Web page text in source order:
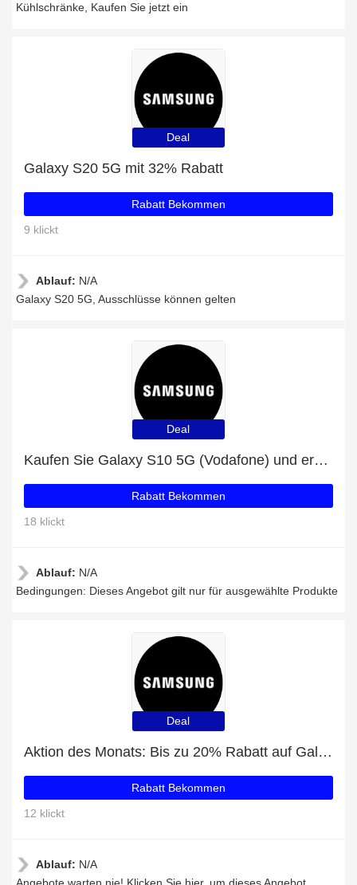
Kühlschränke, Kaufen Sie jetzt ein
Deal
Galaxy S20 5G mit 32% Rabatt
Rabatt Bekommen
9 klickt
Ablauf: N/A
Galaxy S20 5G, Ausschlüsse können gelten
Deal
Kaufen Sie Galaxy S10 5G (Vodafone) und erhalten Sie bis zu 50% Rabatt
Rabatt Bekommen
18 klickt
Ablauf: N/A
Bedingungen: Dieses Angebot gilt nur für ausgewählte Produkte
Deal
Aktion des Monats: Bis zu 20% Rabatt auf Galaxy S20+
Rabatt Bekommen
12 klickt
Ablauf: N/A